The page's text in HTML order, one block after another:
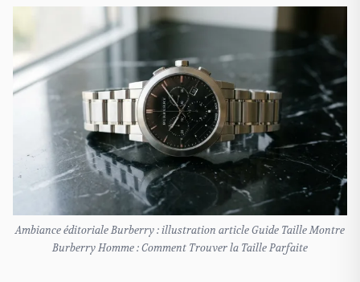
Ambiance éditoriale Burberry : illustration article Guide Taille Montre
Burberry Homme : Comment Trouver la Taille Parfaite